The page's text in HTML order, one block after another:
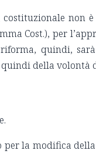
non
Cost.), per
quindi,
quindi della volontà
la modifica